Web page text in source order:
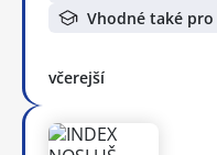
Vhodné také
včerejší